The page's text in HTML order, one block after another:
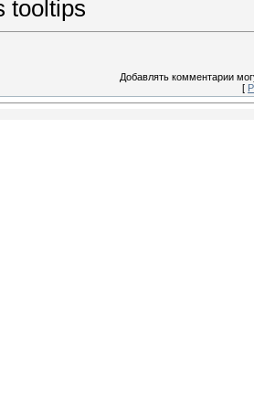
tooltips
Добавлять комментарии
[